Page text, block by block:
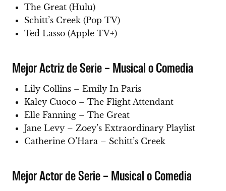
The Great (Hulu)
Schitt’s Creek (Pop TV)
Ted Lasso (Apple TV+)
Mejor Actriz de Serie – Musical o Comedia
Lily Collins – Emily In Paris
Kaley Cuoco – The Flight Attendant
Elle Fanning – The Great
Jane Levy – Zoey’s Extraordinary Playlist
Catherine O’Hara – Schitt’s Creek
Mejor Actor de Serie – Musical o Comedia